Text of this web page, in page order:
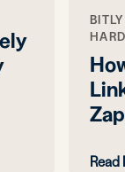
Read